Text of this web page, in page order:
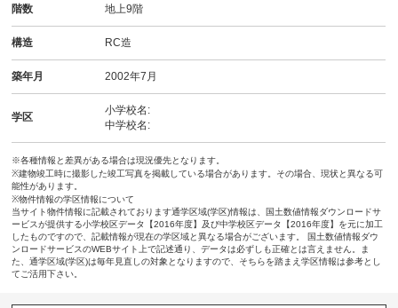
階数 地上9階
構造 RC造
築年月 2002年7月
学区
小学校名:
中学校名:
※各種情報と差異がある場合は現況優先となります。
※建物竣工時に撮影した竣工写真を掲載している場合があります。その場合、現状と異なる可
能性があります。
※物件情報の学区情報について
当サイト物件情報に記載されております通学区域(学区)情報は、国土数値情報ダウンロードサ
ービスが提供する小学校区データ【2016年度】及び中学校区データ【2016年度】を元に加工
したものですので、記載情報が現在の学区域と異なる場合がございます。 国土数値情報ダウ
ンロードサービスのWEBサイト上で記述通り、データは必ずしも正確とは言えません。ま
た、通学区域(学区)は毎年見直しの対象となりますので、そちらを踏まえ学区情報は参考とし
てご活用下さい。